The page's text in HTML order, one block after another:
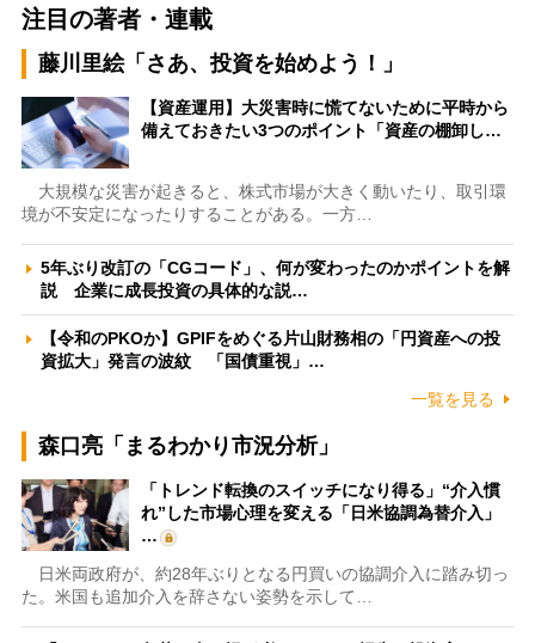
注目の著者・連載
藤川里絵「さあ、投資を始めよう！」
【資産運用】大災害時に慌てないために平時から
備えておきたい3つのポイント「資産の棚卸し…
大規模な災害が起きると、株式市場が大きく動いたり、取引環
境が不安定になったりすることがある。一方…
5年ぶり改訂の「CGコード」、何が変わったのかポイントを解
説 企業に成長投資の具体的な説…
【令和のPKOか】GPIFをめぐる片山財務相の「円資産への投
資拡大」発言の波紋 「国債重視」…
一覧を見る
森口亮「まるわかり市況分析」
「トレンド転換のスイッチになり得る」“介入慣
れ”した市場心理を変える「日米協調為替介入」
…
日米両政府が、約28年ぶりとなる円買いの協調介入に踏み切っ
た。米国も追加介入を辞さない姿勢を示して…